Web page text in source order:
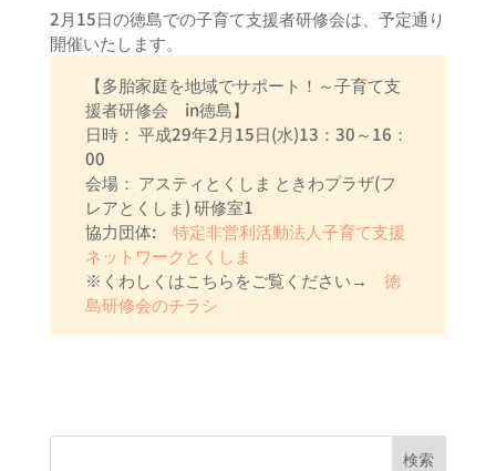
2月15日の徳島での子育て支援者研修会は、予定通り
開催いたします。
【多胎家庭を地域でサポート！～子育て支
援者研修会 in徳島】
日時： 平成29年2月15日(水)13：30～16：
00
会場： アスティとくしま ときわプラザ(フ
レアとくしま) 研修室1
協力団体: 特定非営利活動法人子育て支援
ネットワークとくしま
※くわしくはこちらをご覧ください→ 徳
島研修会のチラシ